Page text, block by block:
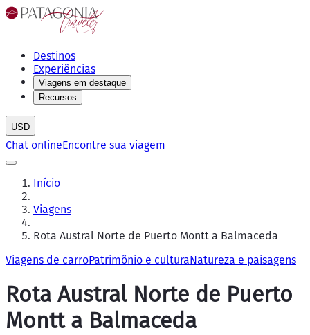
Destinos
Experiências
Viagens em destaque
Recursos
USD
Chat onlineEncontre sua viagem
Início
Viagens
Rota Austral Norte de Puerto Montt a Balmaceda
Viagens de carroPatrimônio e culturaNatureza e paisagens
Rota Austral Norte de Puerto
Montt a Balmaceda